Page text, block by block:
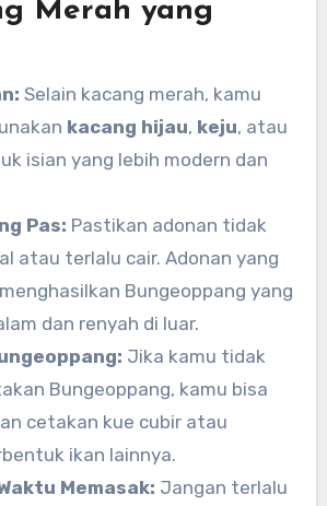
Merah yang
Selain kacang merah, kamu
kacang hijau, keju, atau
isian yang lebih modern dan
Pas: Pastikan adonan tidak
atau terlalu cair. Adonan yang
Bungeoppang yang
dan renyah di luar.
Jika kamu tidak
Bungeoppang, kamu bisa
cetakan kue cubir atau
ikan lainnya.
Memasak: Jangan terlalu